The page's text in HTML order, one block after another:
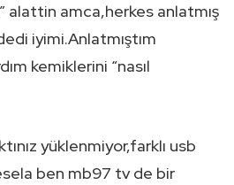
alattin amca,herkes anlatmış
iyimi.Anlatmıştım
kemiklerini “nasıl
yüklenmiyor,farklı usb
ben mb97 tv de bir